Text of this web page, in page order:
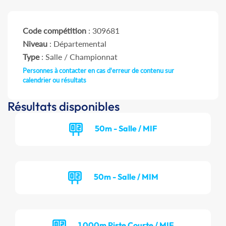
Code compétition : 309681
Niveau : Départemental
Type: Salle / Championnat
Personnes à contacter en cas d'erreur de contenu sur
calendrier ou résultats
Résultats disponibles
50m - Salle / MIF
50m - Salle / MIM